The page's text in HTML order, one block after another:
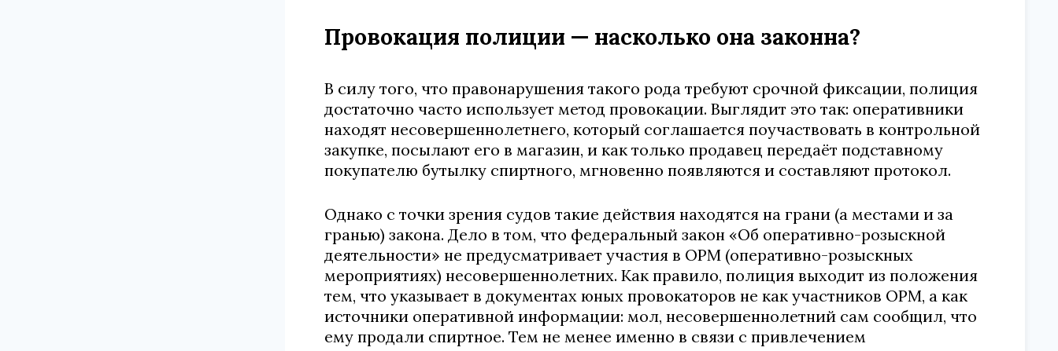
Провокация полиции — насколько она законна?
В силу того, что правонарушения такого рода требуют срочной фиксации, полиция
достаточно часто использует метод провокации. Выглядит это так: оперативники
находят несовершеннолетнего, который соглашается поучаствовать в контрольной
закупке, посылают его в магазин, и как только продавец передаёт подставному
покупателю бутылку спиртного, мгновенно появляются и составляют протокол.
Однако с точки зрения судов такие действия находятся на грани (а местами и за
гранью) закона. Дело в том, что федеральный закон «Об оперативно-розыскной
деятельности» не предусматривает участия в ОРМ (оперативно-розыскных
мероприятиях) несовершеннолетних. Как правило, полиция выходит из положения
тем, что указывает в документах юных провокаторов не как участников ОРМ, а как
источники оперативной информации: мол, несовершеннолетний сам сообщил, что
ему продали спиртное. Тем не менее именно в связи с привлечением